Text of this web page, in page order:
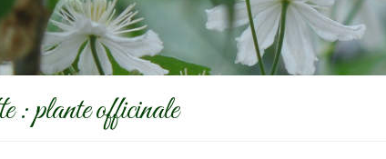
:plante officinale